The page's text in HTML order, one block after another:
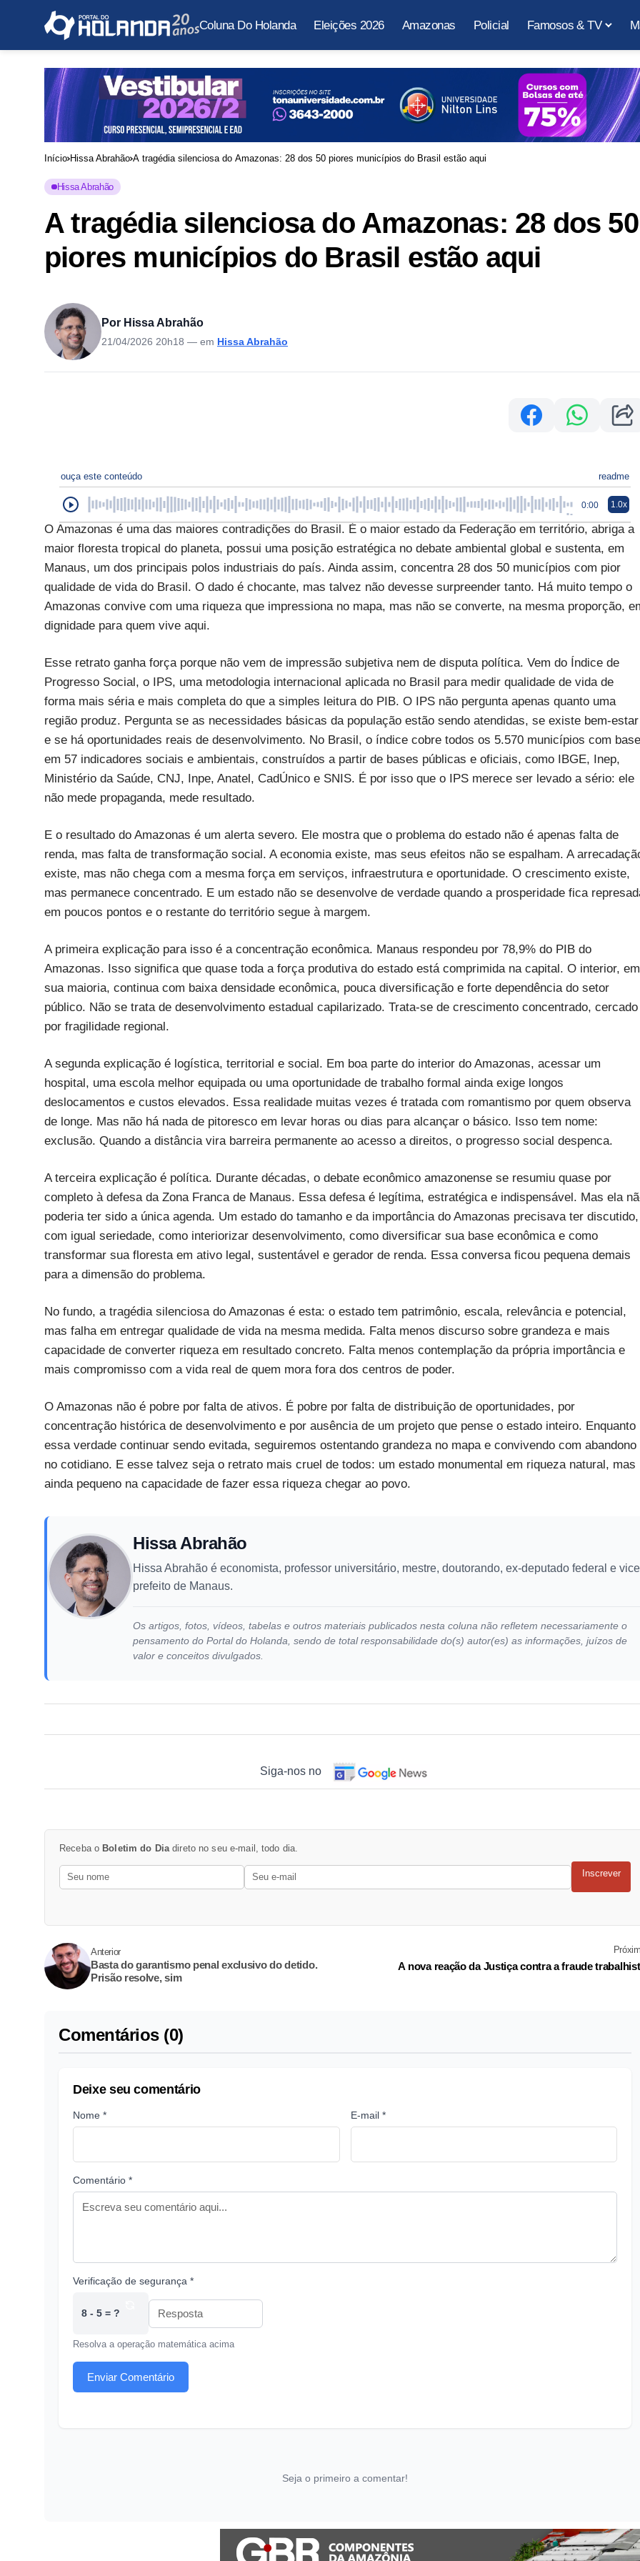
Coluna Do Holanda Eleições 2026 Amazonas Policial Famosos & TV
Início Hissa Abrahão A tragédia silenciosa do Amazonas: 28 dos 50 piores municípios do Brasil estão aqui
Hissa Abrahão
A tragédia silenciosa do Amazonas: 28 dos 50
piores municípios do Brasil estão aqui
Por Hissa Abrahão
21/04/2026 20h18 — em Hissa Abrahão
ouça este conteúdo readme
0:00 1.0x
O Amazonas é uma das maiores contradições do Brasil. É o maior estado da Federação em território, abriga a
maior floresta tropical do planeta, possui uma posição estratégica no debate ambiental global e sustenta, em
Manaus, um dos principais polos industriais do país. Ainda assim, concentra 28 dos 50 municípios com pior
qualidade de vida do Brasil. O dado é chocante, mas talvez não devesse surpreender tanto. Há muito tempo o
Amazonas convive com uma riqueza que impressiona no mapa, mas não se converte, na mesma proporção,
dignidade para quem vive aqui.
Esse retrato ganha força porque não vem de impressão subjetiva nem de disputa política. Vem do Índice de
Progresso Social, o IPS, uma metodologia internacional aplicada no Brasil para medir qualidade de vida de
forma mais séria e mais completa do que a simples leitura do PIB. O IPS não pergunta apenas quanto uma
região produz. Pergunta se as necessidades básicas da população estão sendo atendidas, se existe bem-estar
e se há oportunidades reais de desenvolvimento. No Brasil, o índice cobre todos os 5.570 municípios com base
em 57 indicadores sociais e ambientais, construídos a partir de bases públicas e oficiais, como IBGE, Inep,
Ministério da Saúde, CNJ, Inpe, Anatel, CadÚnico e SNIS. É por isso que o IPS merece ser levado a sério: ele
não mede propaganda, mede resultado.
E o resultado do Amazonas é um alerta severo. Ele mostra que o problema do estado não é apenas falta de
renda, mas falta de transformação social. A economia existe, mas seus efeitos não se espalham. A
existe, mas não chega com a mesma força em serviços, infraestrutura e oportunidade. O crescimento existe,
mas permanece concentrado. E um estado não se desenvolve de verdade quando a prosperidade fica
em poucos pontos e o restante do território segue à margem.
A primeira explicação para isso é a concentração econômica. Manaus respondeu por 78,9% do PIB do
Amazonas. Isso significa que quase toda a força produtiva do estado está comprimida na capital. O interior, em
sua maioria, continua com baixa densidade econômica, pouca diversificação e forte dependência do setor
público. Não se trata de desenvolvimento estadual capilarizado. Trata-se de crescimento concentrado, cercado
por fragilidade regional.
A segunda explicação é logística, territorial e social. Em boa parte do interior do Amazonas, acessar um
hospital, uma escola melhor equipada ou uma oportunidade de trabalho formal ainda exige longos
deslocamentos e custos elevados. Essa realidade muitas vezes é tratada com romantismo por quem observa
de longe. Mas não há nada de pitoresco em levar horas ou dias para alcançar o básico. Isso tem nome:
exclusão. Quando a distância vira barreira permanente ao acesso a direitos, o progresso social despenca.
A terceira explicação é política. Durante décadas, o debate econômico amazonense se resumiu quase por
completo à defesa da Zona Franca de Manaus. Essa defesa é legítima, estratégica e indispensável. Mas ela
poderia ter sido a única agenda. Um estado do tamanho e da importância do Amazonas precisava ter discutido,
com igual seriedade, como interiorizar desenvolvimento, como diversificar sua base econômica e como
transformar sua floresta em ativo legal, sustentável e gerador de renda. Essa conversa ficou pequena demais
para a dimensão do problema.
No fundo, a tragédia silenciosa do Amazonas é esta: o estado tem patrimônio, escala, relevância e potencial,
mas falha em entregar qualidade de vida na mesma medida. Falta menos discurso sobre grandeza e mais
capacidade de converter riqueza em resultado concreto. Falta menos contemplação da própria importância e
mais compromisso com a vida real de quem mora fora dos centros de poder.
O Amazonas não é pobre por falta de ativos. É pobre por falta de distribuição de oportunidades, por
concentração histórica de desenvolvimento e por ausência de um projeto que pense o estado inteiro. Enquanto
essa verdade continuar sendo evitada, seguiremos ostentando grandeza no mapa e convivendo com abandono
no cotidiano. E esse talvez seja o retrato mais cruel de todos: um estado monumental em riqueza natural, mas
ainda pequeno na capacidade de fazer essa riqueza chegar ao povo.
Hissa Abrahão
Hissa Abrahão é economista, professor universitário, mestre, doutorando, ex-deputado federal e
prefeito de Manaus.
Os artigos, fotos, vídeos, tabelas e outros materiais publicados nesta coluna não refletem necessariamente o
pensamento do Portal do Holanda, sendo de total responsabilidade do(s) autor(es) as informações, juízos de
valor e conceitos divulgados.
Siga-nos no
Receba o Boletim do Dia direto no seu e-mail, todo dia.
Inscrever
Anterior
Basta do garantismo penal exclusivo do detido.
Prisão resolve, sim
A nova reação da Justiça contra a fraude
Comentários (0)
Deixe seu comentário
Nome * E-mail *
Comentário *
Verificação de segurança *
8 - 5 = ?
Resolva a operação matemática acima
Enviar Comentário
Seja o primeiro a comentar!